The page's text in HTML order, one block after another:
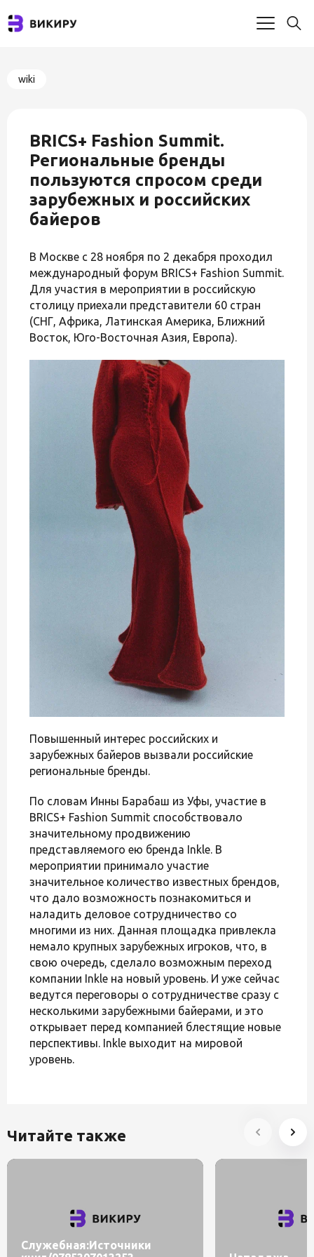
wiki
BRICS+ Fashion Summit.
Региональные бренды
пользуются спросом среди
зарубежных и российских
байеров
В Москве с 28 ноября по 2 декабря проходил
международный форум BRICS+ Fashion Summit.
Для участия в мероприятии в российскую
столицу приехали представители 60 стран
(СНГ, Африка, Латинская Америка, Ближний
Восток, Юго-Восточная Азия, Европа).
Повышенный интерес российских и
зарубежных байеров вызвали российские
региональные бренды.
По словам Инны Барабаш из Уфы, участие в
BRICS+ Fashion Summit способствовало
значительному продвижению
представляемого ею бренда Inkle. В
мероприятии принимало участие
значительное количество известных брендов,
что дало возможность познакомиться и
наладить деловое сотрудничество со
многими из них. Данная площадка привлекла
немало крупных зарубежных игроков, что, в
свою очередь, сделало возможным переход
компании Inkle на новый уровень. И уже сейчас
ведутся переговоры о сотрудничестве сразу с
несколькими зарубежными байерами, и это
открывает перед компанией блестящие новые
перспективы. Inkle выходит на мировой
уровень.
Читайте также
Служебная:Источники